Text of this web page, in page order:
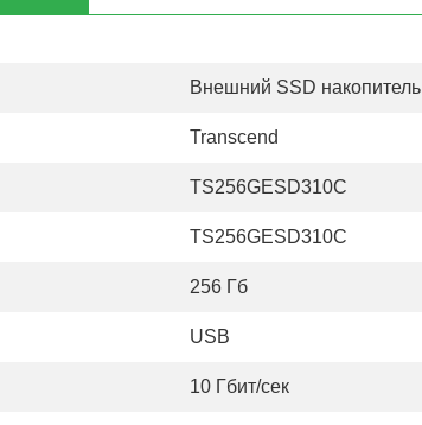
Внешний SSD накопитель
Transcend
TS256GESD310C
TS256GESD310C
256 Гб
USB
10 Гбит/сек